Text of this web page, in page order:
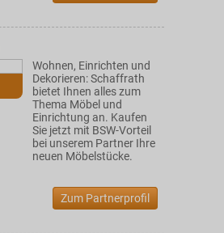
Wohnen, Einrichten und
Dekorieren: Schaffrath
bietet Ihnen alles zum
Thema Möbel und
Einrichtung an. Kaufen
Sie jetzt mit BSW-Vorteil
bei unserem Partner Ihre
neuen Möbelstücke.
Zum Partnerprofil